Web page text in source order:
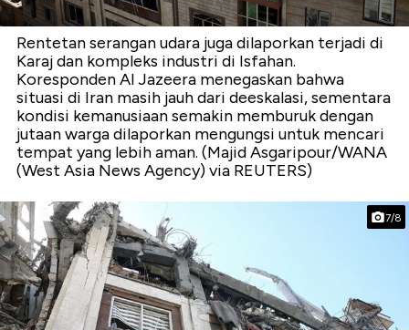
Rentetan serangan udara juga dilaporkan terjadi di
Karaj dan kompleks industri di Isfahan.
Koresponden Al Jazeera menegaskan bahwa
situasi di Iran masih jauh dari deeskalasi, sementara
kondisi kemanusiaan semakin memburuk dengan
jutaan warga dilaporkan mengungsi untuk mencari
tempat yang lebih aman. (Majid Asgaripour/WANA
(West Asia News Agency) via REUTERS)
7/8